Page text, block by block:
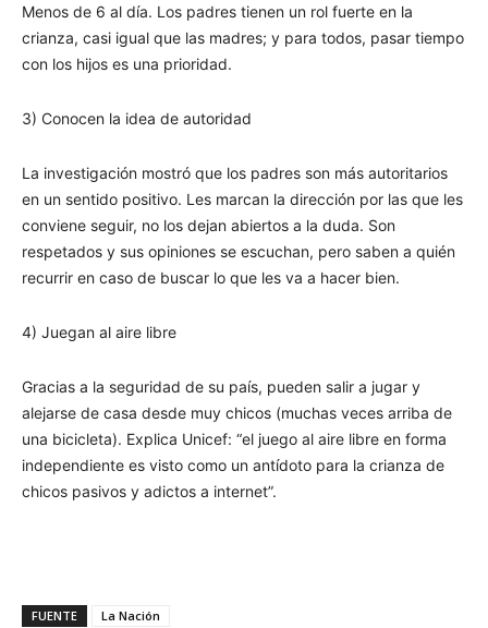
Menos de 6 al día. Los padres tienen un rol fuerte en la
crianza, casi igual que las madres; y para todos, pasar tiempo
con los hijos es una prioridad.
3) Conocen la idea de autoridad
La investigación mostró que los padres son más autoritarios
en un sentido positivo. Les marcan la dirección por las que les
conviene seguir, no los dejan abiertos a la duda. Son
respetados y sus opiniones se escuchan, pero saben a quién
recurrir en caso de buscar lo que les va a hacer bien.
4) Juegan al aire libre
Gracias a la seguridad de su país, pueden salir a jugar y
alejarse de casa desde muy chicos (muchas veces arriba de
una bicicleta). Explica Unicef: “el juego al aire libre en forma
independiente es visto como un antídoto para la crianza de
chicos pasivos y adictos a internet”.
FUENTE
La Nación